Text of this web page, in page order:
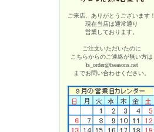
ご来店、ありがとうございます！
現在当店は通常通り
営業しております。
ご注文いただいたのに
こちらからのご連絡が無い方は
fs_order@fseasons.net
までお問い合わせください。